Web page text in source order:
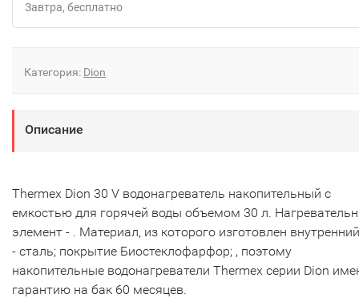
Завтра
Бесплатно
Категория: Dion
Описание
Thermex Dion 30 V водонагреватель накопительный с
емкостью для горячей воды объемом 30 л.
элемент - . Материал, из которого изготовлен
- сталь; покрытие Биостеклофарфор; , поэтому
накопительные водонагреватели Thermex серии Dion
гарантию на бак 60 месяцев.